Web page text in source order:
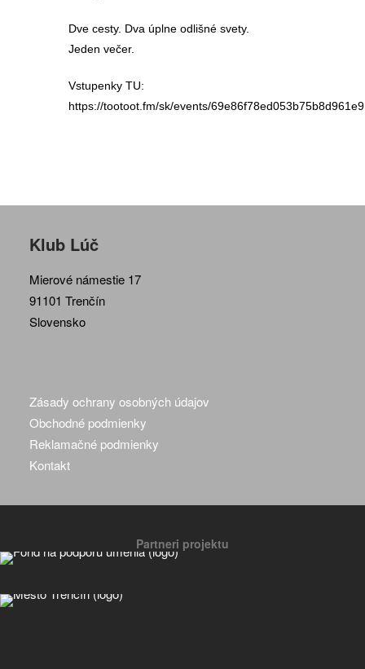
Dve cesty. Dva úplne odlišné svety.
Jeden večer.
Vstupenky TU:
https://tootoot.fm/sk/events/69e86f78ed053b75b8d961e9
Klub Lúč
Mierové námestie 17
91101 Trenčín
Slovensko
Zásady ochrany osobných údajov
Obchodné podmienky
Reklamačné podmienky
Kontakt
Partneri projektu